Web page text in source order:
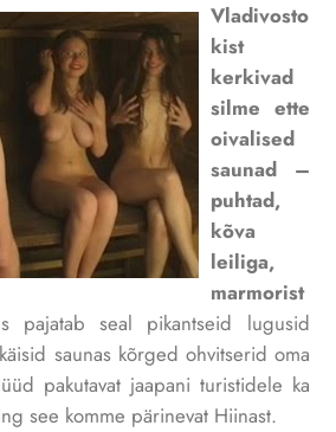
Vladivosto
kist
kerkivad
silme ette
oivalised
saunad –
puhtad,
kõva
leiliga,
marmorist
pajatab seal pikantseid lugusid
saunas kõrged ohvitserid oma
pakutavat jaapani turistidele ka
see komme pärinevat Hiinast.